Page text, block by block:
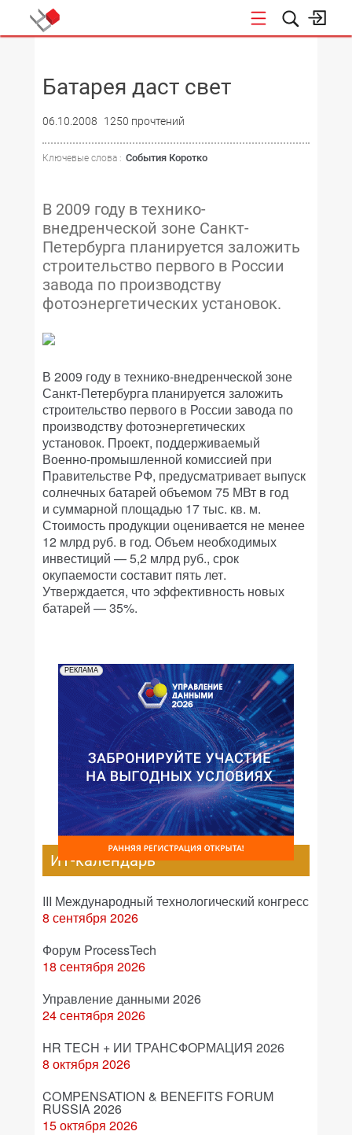
Батарея даст свет
06.10.2008 1250 прочтений
Ключевые слова : События Коротко
В 2009 году в технико-
внедренческой зоне Санкт-
Петербурга планируется заложить
строительство первого в России
завода по производству
фотоэнергетических установок.
В 2009 году в технико-внедренческой зоне
Санкт-Петербурга планируется заложить
строительство первого в России завода по
производству фотоэнергетических
установок. Проект, поддерживаемый
Военно-промышленной комиссией при
Правительстве РФ, предусматривает выпуск
солнечных батарей объемом 75 МВт в год
и суммарной площадью 17 тыс. кв. м.
Стоимость продукции оценивается не менее
12 млрд руб. в год. Объем необходимых
инвестиций — 5,2 млрд руб., срок
окупаемости составит пять лет.
Утверждается, что эффективность новых
батарей — 35%.
РЕКЛАМА
ИТ-календарь
III Международный технологический конгресс
8 сентября 2026
Форум ProcessTech
18 сентября 2026
Управление данными 2026
24 сентября 2026
HR TECH + ИИ ТРАНСФОРМАЦИЯ 2026
8 октября 2026
COMPENSATION & BENEFITS FORUM
RUSSIA 2026
15 октября 2026